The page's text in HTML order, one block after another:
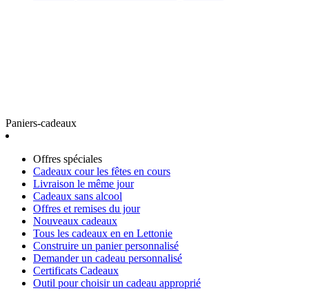
Paniers-cadeaux
Offres spéciales
Cadeaux cour les fêtes en cours
Livraison le même jour
Cadeaux sans alcool
Offres et remises du jour
Nouveaux cadeaux
Tous les cadeaux en en Lettonie
Construire un panier personnalisé
Demander un cadeau personnalisé
Certificats Cadeaux
Outil pour choisir un cadeau approprié